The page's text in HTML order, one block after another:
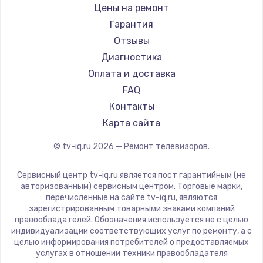
Замена видеокарты
1600 руб.
Ремонт разъема питания
880 руб.
Заказать
Замена видеочипа
Заказать
Замена северного моста
2600 руб.
Заказать
Daewoo
Centek
Telefunken
Hyundai
Doffler
Hiper
Grundig
HITACHI
Yandex
National
iFFALCON
Tuvio
Nord
Цены на ремонт
Гарантия
Отзывы
Диагностика
Оплата и доставка
FAQ
Контакты
Карта сайта
© tv-iq.ru 2026 — Ремонт телевизоров.
Сервисный центр tv-iq.ru является пост гарантийным (не
авторизованным) сервисным центром. Торговые марки,
перечисленные на сайте tv-iq.ru, являются
зарегистрированным товарными знаками компаний
правообладателей. Обозначения используется не с целью
индивидуализации соответствующих услуг по ремонту, а с
целью информирования потребителей о предоставляемых
услугах в отношении техники правообладателя